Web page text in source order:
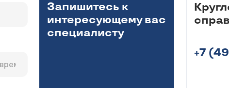
Запишитесь к
интересующему вас
специалисту
+7